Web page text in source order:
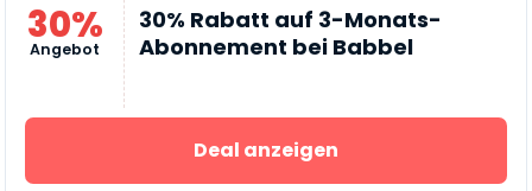
30%
Angebot
30% Rabatt auf 3-Monats-
Abonnement bei Babbel
Deal anzeigen